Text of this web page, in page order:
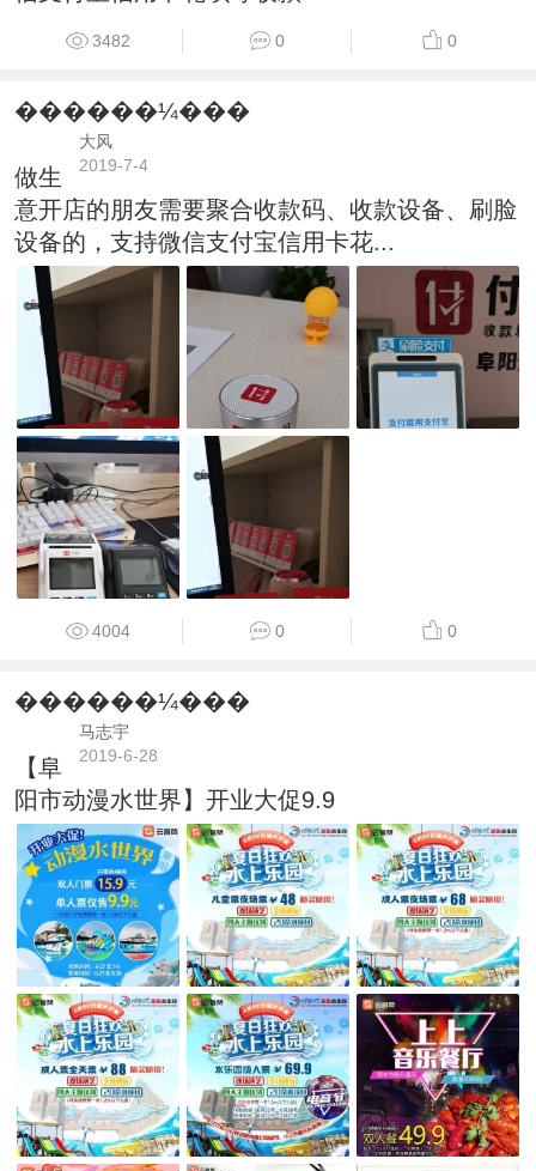
3482 0 0
������¼���
大风
2019-7-4
做生
意开店的朋友需要聚合收款码、收款设备、刷脸
设备的，支持微信支付宝信用卡花...
4004 0 0
������¼���
马志宇
2019-6-28
【阜
阳市动漫水世界】开业大促9.9